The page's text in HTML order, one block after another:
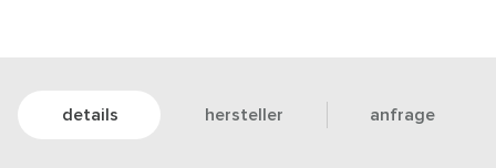
details hersteller anfrage